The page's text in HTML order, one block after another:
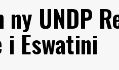
UNDP
Eswatini